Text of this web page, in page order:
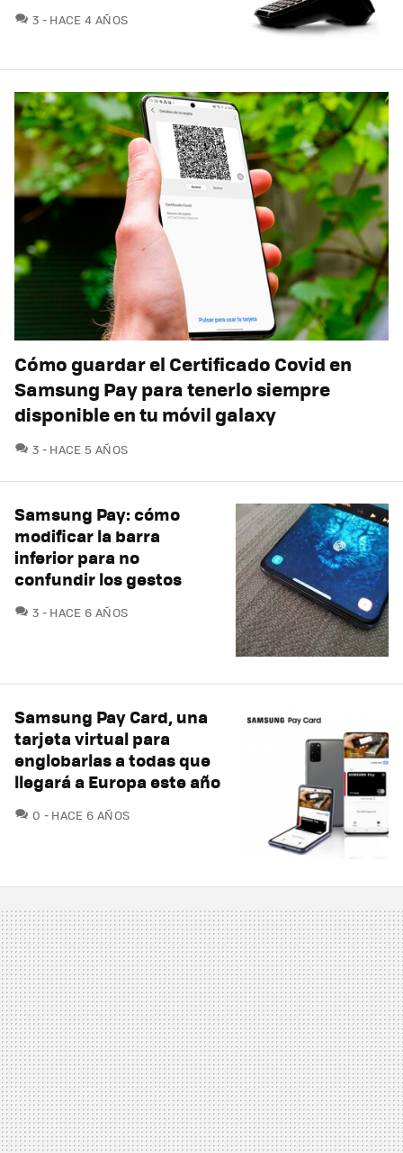
3 COMENTARIOS
HACE 4 AÑOS
Cómo guardar el Certificado Covid en
Samsung Pay para tenerlo siempre
disponible en tu móvil galaxy
3 COMENTARIOS
HACE 5 AÑOS
Samsung Pay: cómo
modificar la barra
inferior para no
confundir los gestos
3 COMENTARIOS
HACE 6 AÑOS
Samsung Pay Card, una
tarjeta virtual para
englobarlas a todas que
llegará a Europa este año
0 COMENTARIOS
HACE 6 AÑOS